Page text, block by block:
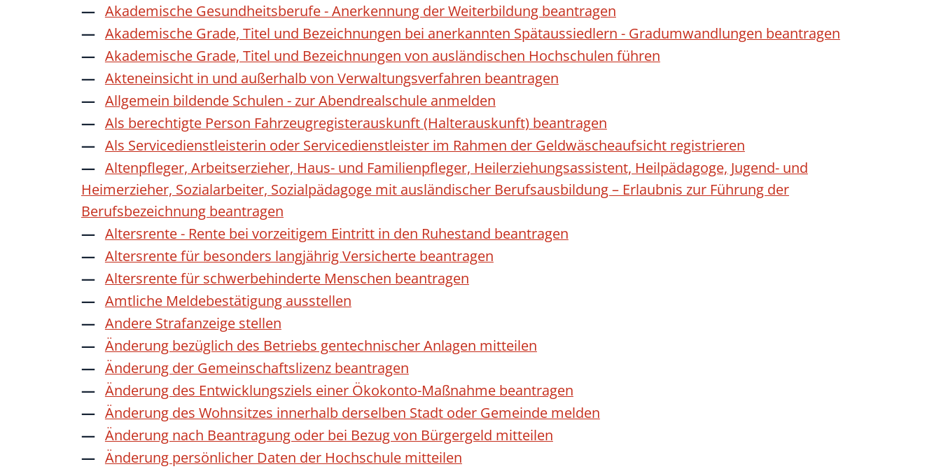
Akademische Gesundheitsberufe - Anerkennung der Weiterbildung beantragen
Akademische Grade, Titel und Bezeichnungen bei anerkannten Spätaussiedlern - Gradumwandlungen beantragen
Akademische Grade, Titel und Bezeichnungen von ausländischen Hochschulen führen
Akteneinsicht in und außerhalb von Verwaltungsverfahren beantragen
Allgemein bildende Schulen - zur Abendrealschule anmelden
Als berechtigte Person Fahrzeugregisterauskunft (Halterauskunft) beantragen
Als Servicedienstleisterin oder Servicedienstleister im Rahmen der Geldwäscheaufsicht registrieren
Altenpfleger, Arbeitserzieher, Haus- und Familienpfleger, Heilerziehungsassistent, Heilpädagoge, Jugend- und
Heimerzieher, Sozialarbeiter, Sozialpädagoge mit ausländischer Berufsausbildung – Erlaubnis zur Führung der
Berufsbezeichnung beantragen
Altersrente - Rente bei vorzeitigem Eintritt in den Ruhestand beantragen
Altersrente für besonders langjährig Versicherte beantragen
Altersrente für schwerbehinderte Menschen beantragen
Amtliche Meldebestätigung ausstellen
Andere Strafanzeige stellen
Änderung bezüglich des Betriebs gentechnischer Anlagen mitteilen
Änderung der Gemeinschaftslizenz beantragen
Änderung des Entwicklungsziels einer Ökokonto-Maßnahme beantragen
Änderung des Wohnsitzes innerhalb derselben Stadt oder Gemeinde melden
Änderung nach Beantragung oder bei Bezug von Bürgergeld mitteilen
Änderung persönlicher Daten der Hochschule mitteilen